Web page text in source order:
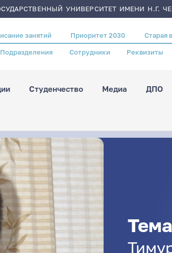
УНИВЕРСИТЕТ ИМЕНИ Н.Г.
занятий Приоритет 2030 Старая
Подразделения Сотрудники Реквизиты
Студенчество Медиа ДПО